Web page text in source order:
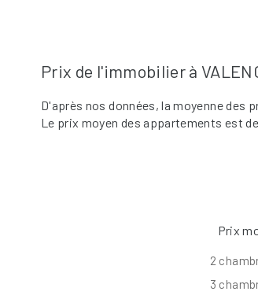
Prix de l'immobilier à
D'après nos données, la moyenne des
Le prix moyen des appartements est de
Prix
2
3